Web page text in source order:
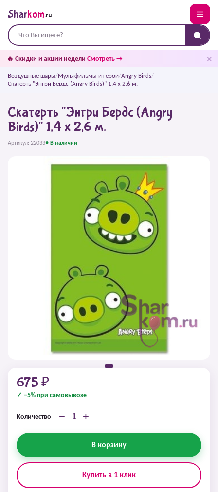
Sharkom.ru
🔥 Скидки и акции недели Смотреть → ✕
Воздушные шары/Мультфильмы и герои/Angry Birds/
Скатерть "Энгри Бердс (Angry Birds)" 1,4 х 2,6 м.
Скатерть "Энгри Бердс (Angry
Birds)" 1,4 х 2,6 м.
Артикул: 22033● В наличии
675 ₽
✓ −5% при самовывозе
Количество − +
В корзину
Купить в 1 клик